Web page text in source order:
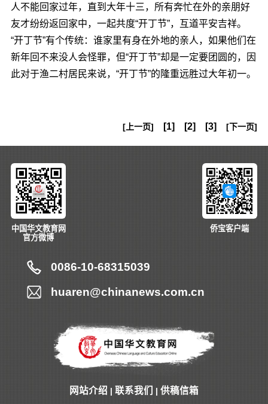
人不能回家过年，直到大年十三，所有奔忙在外的亲朋好
友才纷纷返回家中，一起共度“开丁节”，互道平安吉祥。
“开丁节”有个传统：谁家里有身在外地的亲人，如果他们在
新年回不来没人会怪罪，但“开丁节”却是一定要团圆的，因
此对于渔二村居民来说，“开丁节”的隆重远胜过大年初一。
[上一页] [1] [2] [3] [下一页]
中国华文教育网
官方微博
侨宝客户端
0086-10-68315039
huaren@chinanews.com.cn
网站介绍 | 联系我们 | 供稿信箱